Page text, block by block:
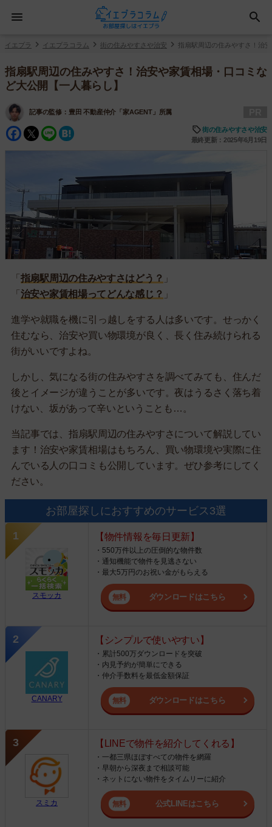
イエプラ イエプラコラム 街の住みやすさや治安 指扇駅周辺の住みやすさ！治
指扇駅周辺の住みやすさ！治安や家賃相場・口コミな
ど大公開【一人暮らし】
記事の監修： 豊田 不動産仲介「家AGENT」所属
Facebook
Twitter
Line
街の住みやすさや治安
最終更新：2025年6月19日
「 指扇駅周辺の住みやすさはどう？ 」
「 治安や家賃相場ってどんな感じ？ 」
進学や就職を機に引っ越しをする人は多いです。せっかく
住むなら、治安や買い物環境が良く、長く住み続けられる
街がいいですよね。
しかし、気になる街の住みやすさを調べてみても、住んだ
後とイメージが違うことが多いです。夜はうるさく落ち着
けない、坂があって辛いということも…。
当記事では、指扇駅周辺の住みやすさについて解説してい
ます！治安や家賃相場はもちろん、買い物環境や実際に住
んでいる人の口コミも公開しています。ぜひ参考にしてく
ださい。
お部屋探しにおすすめのサービス3選
スモッカ
【物件情報を毎日更新】
・550万件以上の圧倒的な物件数
・通知機能で物件を見逃さない
・最大5万円のお祝い金がもらえる
ダウンロードはこちら
CANARY
【シンプルで使いやすい】
・累計500万ダウンロードを突破
・内見予約が簡単にできる
・仲介手数料を最低金額保証
ダウンロードはこちら
スミカ
【LINEで物件を紹介してくれる】
・一都三県ほぼすべての物件を網羅
・早朝から深夜まで相談可能
・ネットにない物件をタイムリーに紹介
公式LINEはこちら